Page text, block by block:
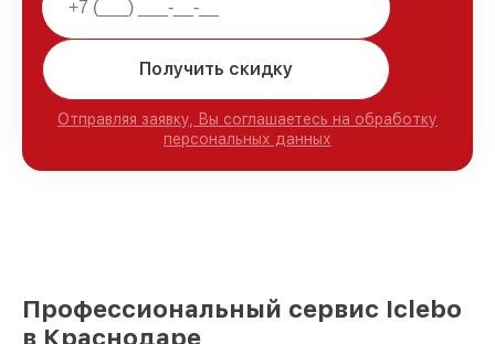
Получить скидку
Отправляя заявку, Вы соглашаетесь на обработку
персональных данных
Профессиональный сервис Iclebo
в Краснодаре